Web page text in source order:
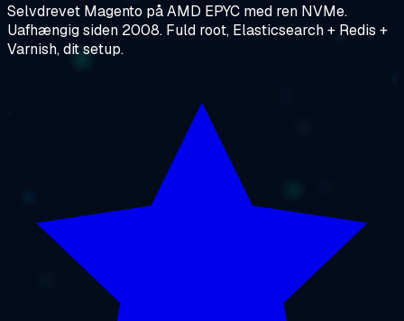
Selvdrevet Magento på AMD EPYC med ren NVMe.
Uafhængig siden 2008. Fuld root, Elasticsearch + Redis +
Varnish, dit setup.